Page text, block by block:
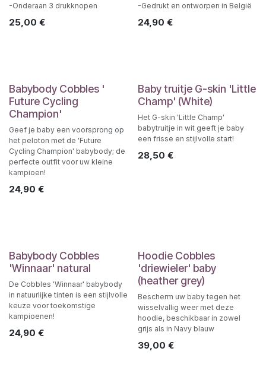
-Onderaan 3 drukknopen
25,00 €
-Gedrukt en ontworpen in België
24,90 €
Babybody Cobbles '
Future Cycling
Champion'
Geef je baby een voorsprong op
het peloton met de 'Future
Cycling Champion' babybody; de
perfecte outfit voor uw kleine
kampioen!
24,90 €
Baby truitje G-skin 'Little
Champ' (White)
Het G-skin 'Little Champ'
babytruitje in wit geeft je baby
een frisse en stijlvolle start!
28,50 €
Babybody Cobbles
'Winnaar' natural
De Cobbles 'Winnaar' babybody
in natuurlijke tinten is een stijlvolle
keuze voor toekomstige
kampioenen!
24,90 €
Hoodie Cobbles
'driewieler' baby
(heather grey)
Bescherm uw baby tegen het
wisselvallig weer met deze
hoodie, beschikbaar in zowel
grijs als in Navy blauw
39,00 €